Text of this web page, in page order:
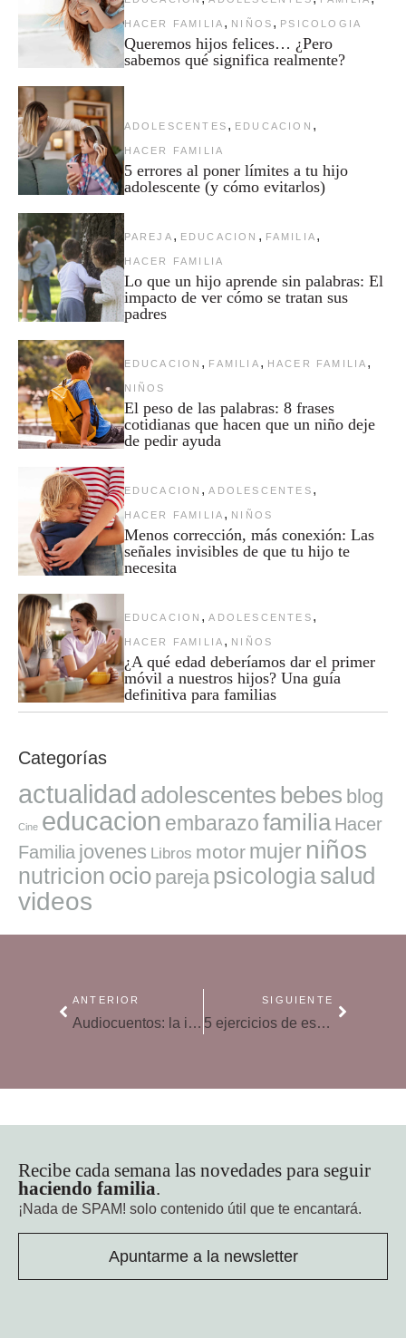
HACER FAMILIA , NIÑOS , PSICOLOGIA
Queremos hijos felices… ¿Pero
sabemos qué significa realmente?
ADOLESCENTES , EDUCACION ,
HACER FAMILIA
5 errores al poner límites a tu hijo
adolescente (y cómo evitarlos)
PAREJA , EDUCACION , FAMILIA ,
HACER FAMILIA
Lo que un hijo aprende sin palabras: El
impacto de ver cómo se tratan sus
padres
EDUCACION , FAMILIA , HACER FAMILIA ,
NIÑOS
El peso de las palabras: 8 frases
cotidianas que hacen que un niño deje
de pedir ayuda
EDUCACION , ADOLESCENTES ,
HACER FAMILIA , NIÑOS
Menos corrección, más conexión: Las
señales invisibles de que tu hijo te
necesita
EDUCACION , ADOLESCENTES ,
HACER FAMILIA , NIÑOS
¿A qué edad deberíamos dar el primer
móvil a nuestros hijos? Una guía
definitiva para familias
Categorías
actualidad adolescentes bebes blog
Cine educacion embarazofamilia Hacer
Familia jovenes Libros motor mujer niños
nutricion ocio pareja psicologiasalud
videos
ANTERIOR
Audiocuentos: la importancia de leer o escuchar cuentos cada día con tus hijos
SIGUIENTE
5 ejercicios de escritura creativa para desarrollar la creatividad
Recibe cada semana las novedades para seguir
haciendo familia.
¡Nada de SPAM! solo contenido útil que te encantará.
Apuntarme a la newsletter